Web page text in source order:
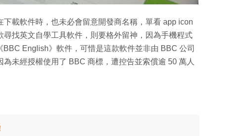
載軟件時，也未必會留意開發商名稱，單看 app icon
找英文自學工具軟件，則要格外留神，因為手機程式
English》軟件，可惜是這款軟件並非由 BBC 公司
未經授權使用了 BBC 商標，遭控告並索償逾 50 萬人